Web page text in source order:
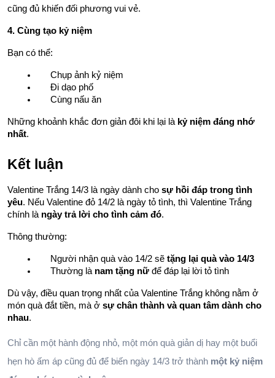
cũng đủ khiến đối phương vui vẻ.
4. Cùng tạo kỷ niệm
Bạn có thể:
Chụp ảnh kỷ niệm
Đi dạo phố
Cùng nấu ăn
Những khoảnh khắc đơn giản đôi khi lại là kỷ niệm đáng nhớ
nhất.
Kết luận
Valentine Trắng 14/3 là ngày dành cho sự hồi đáp trong tình
yêu. Nếu Valentine đỏ 14/2 là ngày tỏ tình, thì Valentine Trắng
chính là ngày trả lời cho tình cảm đó.
Thông thường:
Người nhận quà vào 14/2 sẽ tặng lại quà vào 14/3
Thường là nam tặng nữ để đáp lại lời tỏ tình
Dù vậy, điều quan trọng nhất của Valentine Trắng không nằm ở
món quà đắt tiền, mà ở sự chân thành và quan tâm dành cho
nhau.
Chỉ cần một hành động nhỏ, một món quà giản dị hay một buổi
hẹn hò ấm áp cũng đủ để biến ngày 14/3 trở thành một kỷ niệm